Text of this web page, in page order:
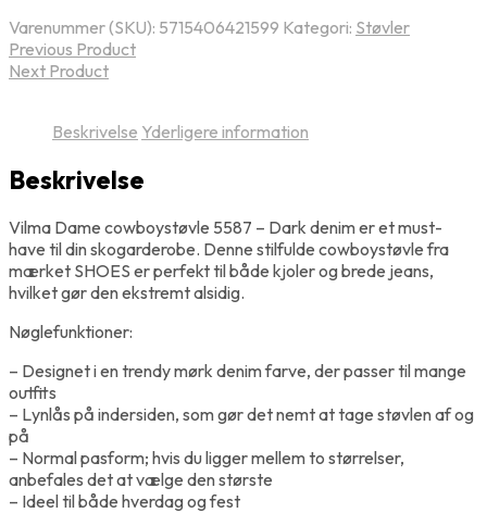
Varenummer (SKU): 5715406421599 Kategori: Støvler
Previous Product
Next Product
Beskrivelse Yderligere information
Beskrivelse
Vilma Dame cowboystøvle 5587 – Dark denim er et must-
have til din skogarderobe. Denne stilfulde cowboystøvle fra
mærket SHOES er perfekt til både kjoler og brede jeans,
hvilket gør den ekstremt alsidig.
Nøglefunktioner:
– Designet i en trendy mørk denim farve, der passer til mange
outfits
– Lynlås på indersiden, som gør det nemt at tage støvlen af og
på
– Normal pasform; hvis du ligger mellem to størrelser,
anbefales det at vælge den største
– Ideel til både hverdag og fest